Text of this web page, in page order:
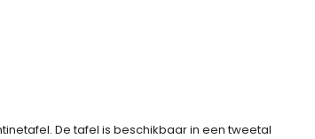
De tafel is beschikbaar in een tweetal